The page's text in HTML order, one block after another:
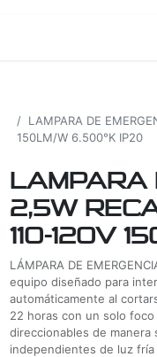
LAMPARA DE
150LM/W 6.500°K IP20
LAMPARA
2,5W
110-120V
LÁMPARA DE
equipo diseñado para
automáticamente al
22 horas con un solo
direccionables de manera
independientes de luz